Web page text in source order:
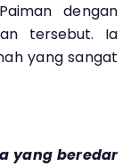
dengan
tersebut. Ia
yang sangat
yang beredar